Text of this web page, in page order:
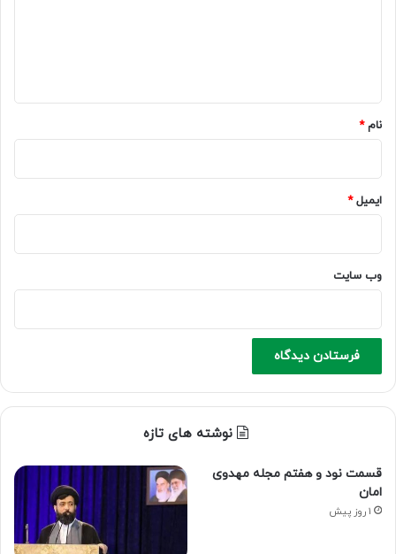
نام*
ایمیل*
وب‌ سایت
نوشته های تازه
قسمت نود و هفتم مجله مهدوی
امان
1 روز پیش